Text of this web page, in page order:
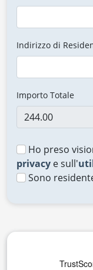
Indirizzo di
Importo Totale
Ho preso
privacy e sull'
Sono